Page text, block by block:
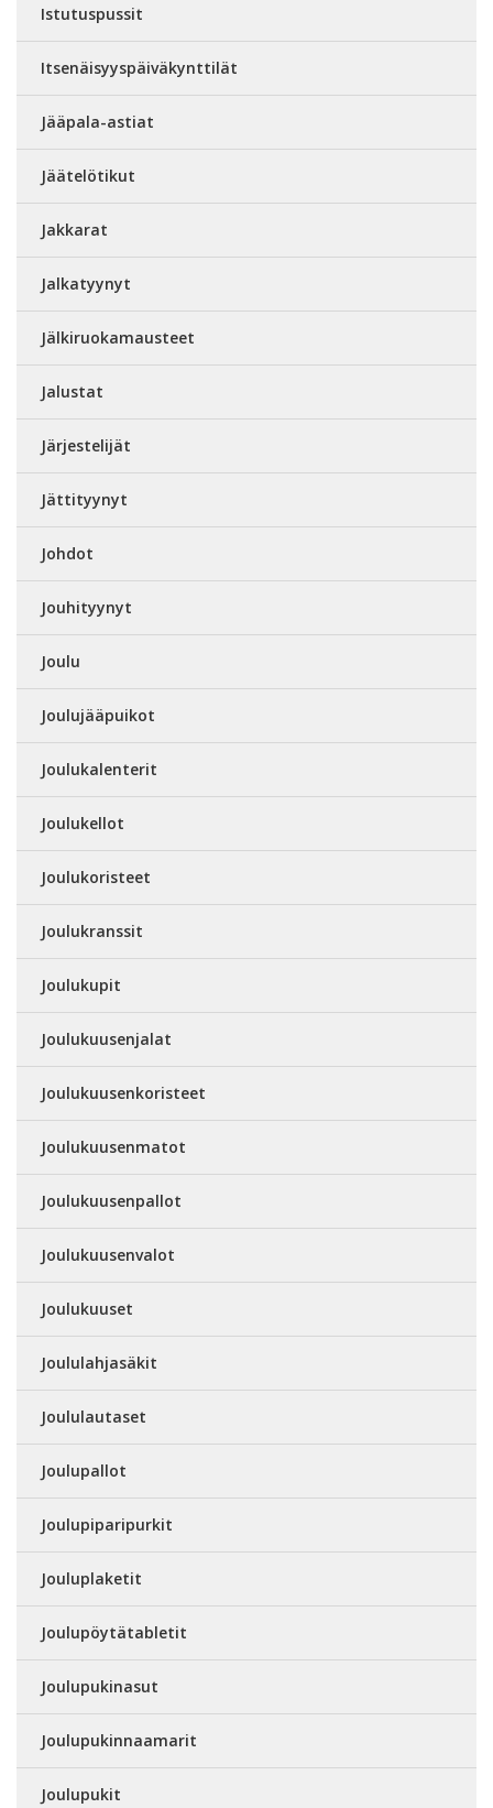
Istutuspussit
Itsenäisyyspäiväkynttilät
Jääpala-astiat
Jäätelötikut
Jakkarat
Jalkatyynyt
Jälkiruokamausteet
Jalustat
Järjestelijät
Jättityynyt
Johdot
Jouhityynyt
Joulu
Joulujääpuikot
Joulukalenterit
Joulukellot
Joulukoristeet
Joulukranssit
Joulukupit
Joulukuusenjalat
Joulukuusenkoristeet
Joulukuusenmatot
Joulukuusenpallot
Joulukuusenvalot
Joulukuuset
Joululahjasäkit
Joululautaset
Joulupallot
Joulupiparipurkit
Jouluplaketit
Joulupöytätabletit
Joulupukinasut
Joulupukinnaamarit
Joulupukit